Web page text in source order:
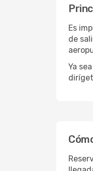
Es
de
Ya